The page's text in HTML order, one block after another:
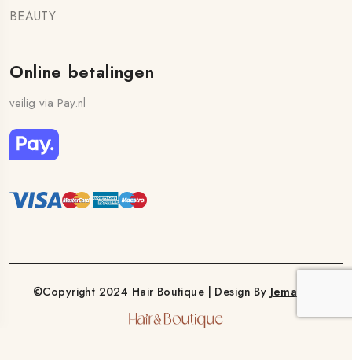
BEAUTY
Online betalingen
veilig via Pay.nl
©Copyright 2024 Hair Boutique | Design By Jemasoft